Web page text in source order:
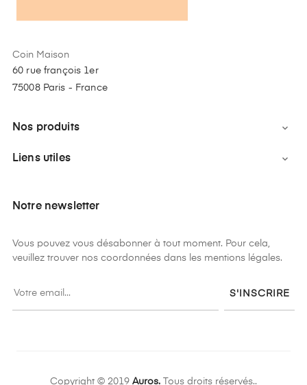
Coin Maison
60 rue françois 1er
75008 Paris - France
Nos produits 
Liens utiles 
Notre newsletter
Vous pouvez vous désabonner à tout moment. Pour cela,
veuillez trouver nos coordonnées dans les mentions légales.
S'INSCRIRE
Copyright © 2019 Auros. Tous droits réservés..